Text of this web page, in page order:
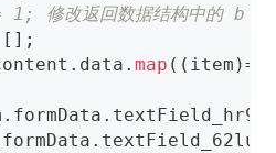
改返回数据结构中的 b 字
[ ] ;
. data . map ( ( item )=>
. formData .
formData .